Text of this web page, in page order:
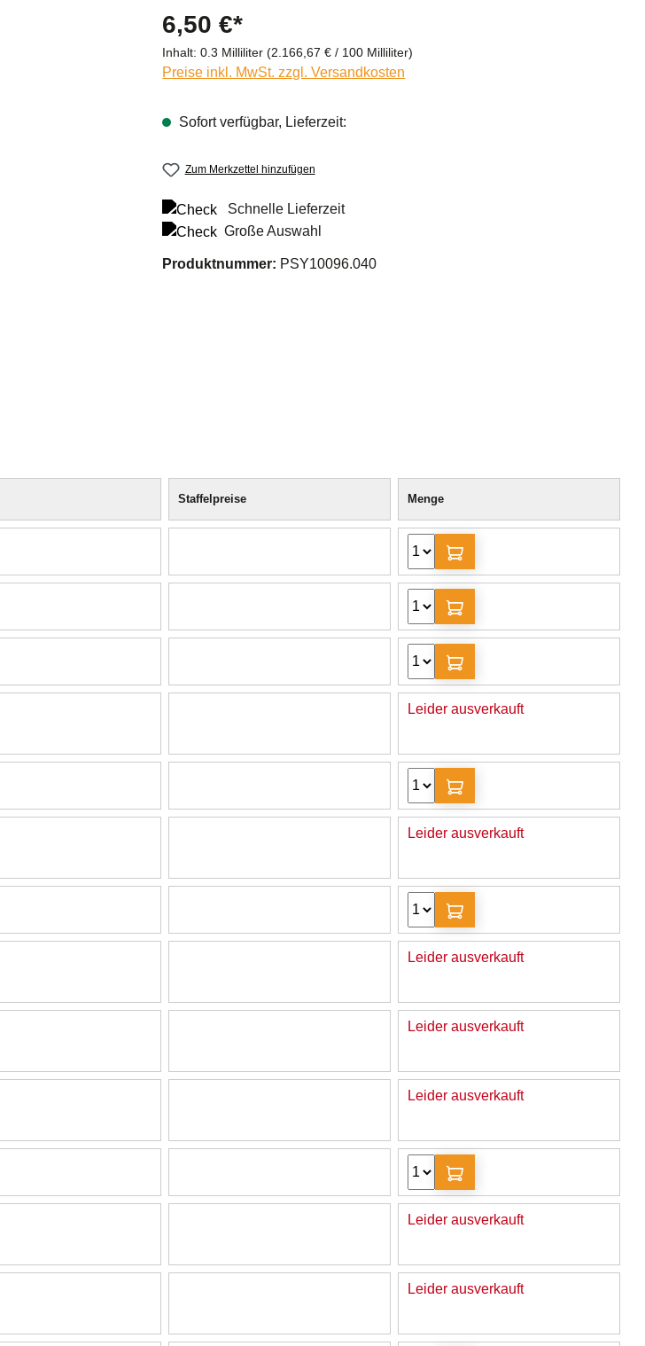
6,50 €*
Inhalt:0.3 Milliliter(2.166,67 € / 100 Milliliter)
Preise inkl. MwSt. zzgl. Versandkosten
Sofort verfügbar, Lieferzeit:
Zum Merkzettel hinzufügen
Schnelle Lieferzeit
Große Auswahl
Produktnummer: PSY10096.040
Staffelpreise Menge
Leider ausverkauft
Leider ausverkauft
Leider ausverkauft
Leider ausverkauft
Leider ausverkauft
Leider ausverkauft
Leider ausverkauft